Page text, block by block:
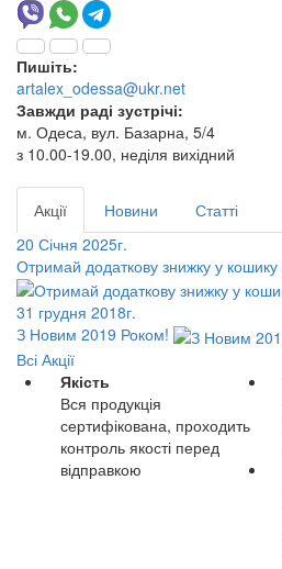
Пишіть:
artalex_odessa@ukr.net
Завжди раді зустрічі:
м. Одеса, вул. Базарна, 5/4
з 10.00-19.00, неділя вихідний
Акції Новини
Статті
20 Січня 2025г.
Отримай додаткову знижку у
31 грудня 2018г.
З Новим 2019 Роком!
Всі Акції
Якість
Вся продукція
сертифікована, проходить
контроль якості перед
відправкою